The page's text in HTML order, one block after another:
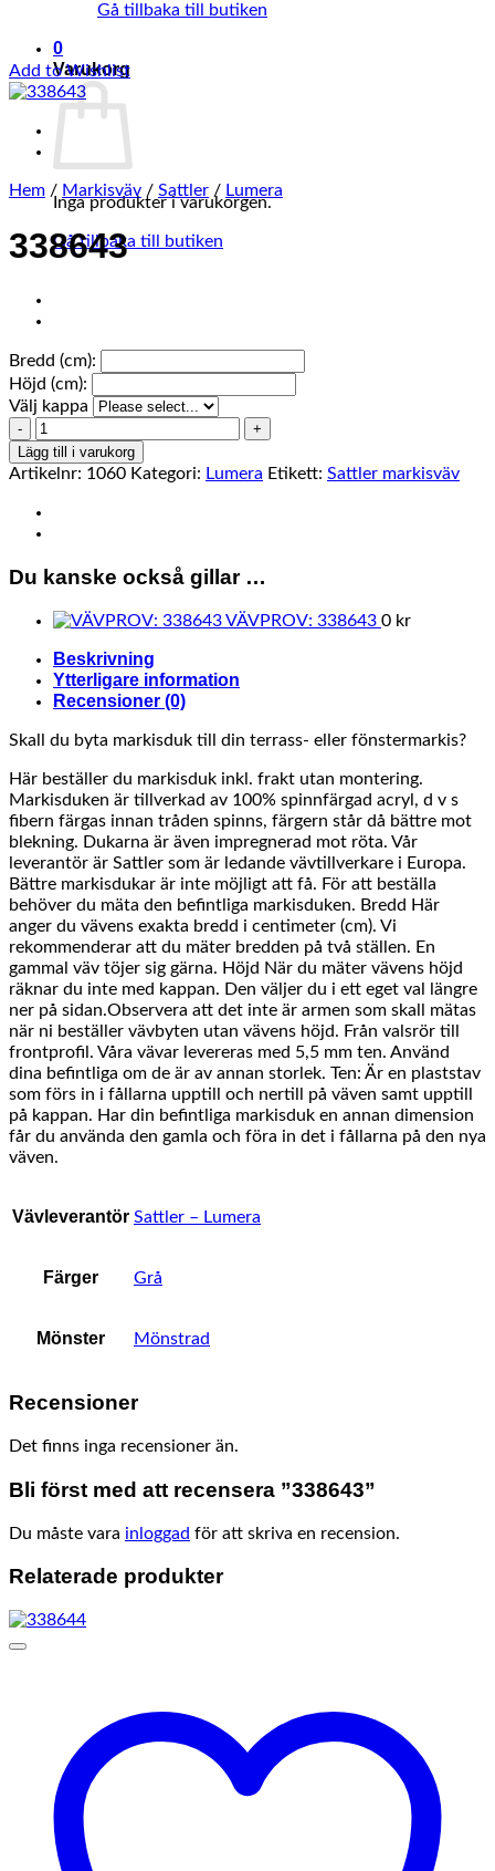
Gå tillbaka till butiken
0
Varukorg
Inga produkter i varukorgen.
Gå tillbaka till butiken
Add to Wishlist
Hem / Markisväv / Sattler / Lumera
338643
Bredd (cm):
Höjd (cm):
Välj kappa
338643
mängd
Lägg till i varukorg
Artikelnr: 1060 Kategori: Lumera Etikett: Sattler markisväv
Du kanske också gillar …
VÄVPROV: 338643 0 kr
Beskrivning
Ytterligare information
Recensioner (0)
Skall du byta markisduk till din terrass- eller fönstermarkis?
Här beställer du markisduk inkl. frakt utan montering.
Markisduken är tillverkad av 100% spinnfärgad acryl, d v s
fibern färgas innan tråden spinns, färgern står då bättre mot
blekning. Dukarna är även impregnerad mot röta. Vår
leverantör är Sattler som är ledande vävtillverkare i Europa.
Bättre markisdukar är inte möjligt att få. För att beställa
behöver du mäta den befintliga markisduken. Bredd Här
anger du vävens exakta bredd i centimeter (cm). Vi
rekommenderar att du mäter bredden på två ställen. En
gammal väv töjer sig gärna. Höjd När du mäter vävens höjd
räknar du inte med kappan. Den väljer du i ett eget val längre
ner på sidan.Observera att det inte är armen som skall mätas
när ni beställer vävbyten utan vävens höjd. Från valsrör till
frontprofil. Våra vävar levereras med 5,5 mm ten. Använd
dina befintliga om de är av annan storlek. Ten: Är en plaststav
som förs in i fållarna upptill och nertill på väven samt upptill
på kappan. Har din befintliga markisduk en annan dimension
får du använda den gamla och föra in det i fållarna på den nya
väven.
Vävleverantör Sattler – Lumera
Färger Grå
Mönster Mönstrad
Recensioner
Det finns inga recensioner än.
Bli först med att recensera ”338643”
Du måste vara inloggad för att skriva en recension.
Relaterade produkter